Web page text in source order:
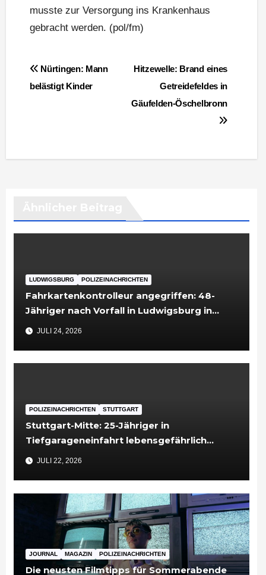
musste zur Versorgung ins Krankenhaus
gebracht werden. (pol/fm)
BeitragsnavigationHitzewelle: Brand eines
Getreidefeldes in
Gäufelden-Öschelbronn
Nürtingen: Mann
belästigt Kinder
LUDWIGSBURG POLIZEINACHRICHTEN
Fahrkartenkontrolleur angegriffen: 48-
Jähriger nach Vorfall in Ludwigsburg in
Untersuchungshaft
JULI 24, 2026
POLIZEINACHRICHTEN STUTTGART
Stuttgart-Mitte: 25-Jähriger in
Tiefgarageneinfahrt lebensgefährlich
verletzt
JULI 22, 2026
JOURNAL MAGAZIN POLIZEINACHRICHTEN
Die neusten Filmtipps für Sommerabende